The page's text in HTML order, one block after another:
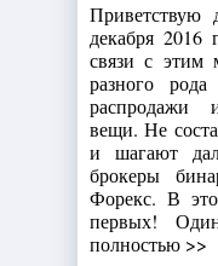
Приветствую
декабря
связи с этим
разного
распродажи
вещи. Не
и шагают
брокеры
Форекс. В
первых!
полностью >>